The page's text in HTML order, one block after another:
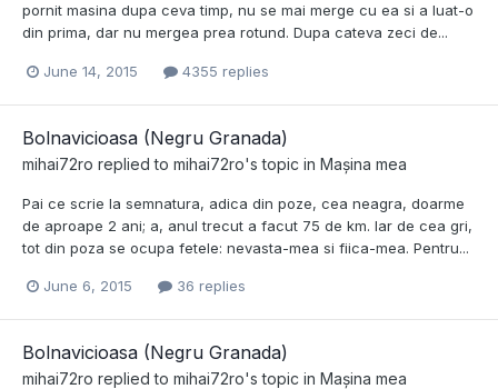
pornit masina dupa ceva timp, nu se mai merge cu ea si a luat-o
din prima, dar nu mergea prea rotund. Dupa cateva zeci de...
June 14, 2015 4355 replies
Bolnavicioasa (Negru Granada)
mihai72ro replied to mihai72ro's topic in Mașina mea
Pai ce scrie la semnatura, adica din poze, cea neagra, doarme
de aproape 2 ani; a, anul trecut a facut 75 de km. Iar de cea gri,
tot din poza se ocupa fetele: nevasta-mea si fiica-mea. Pentru...
June 6, 2015 36 replies
Bolnavicioasa (Negru Granada)
mihai72ro replied to mihai72ro's topic in Mașina mea